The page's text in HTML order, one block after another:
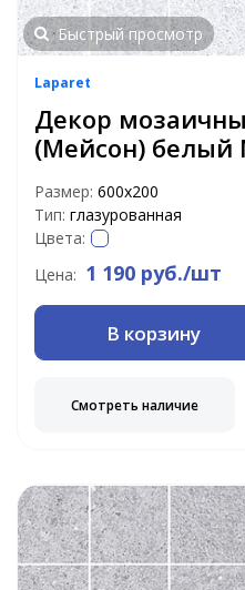
Быстрый просмотр
Laparet
Декор
(Мейсон) белый
Размер: 600х200
Тип: глазурованная
Цвета:
Цена: 1 190 руб./шт
В корзину
Смотреть наличие